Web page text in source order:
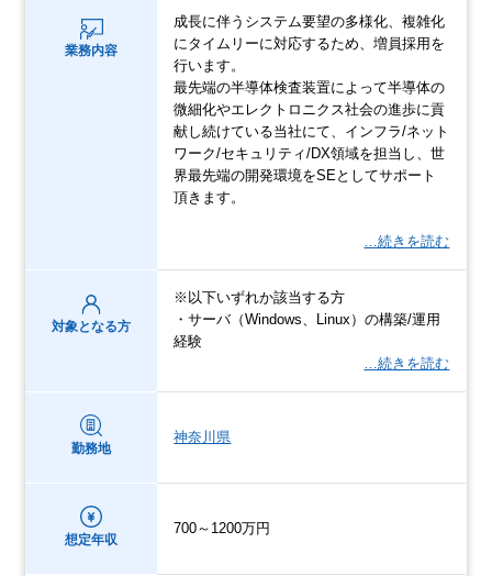
業務内容
成長に伴うシステム要望の多様化、複雑化
にタイムリーに対応するため、増員採用を
行います。
最先端の半導体検査装置によって半導体の
微細化やエレクトロニクス社会の進歩に貢
献し続けている当社にて、インフラ/ネット
ワーク/セキュリティ/DX領域を担当し、世
界最先端の開発環境をSEとしてサポート
頂きます。
…続きを読む
対象となる方
※以下いずれか該当する方
・サーバ（Windows、Linux）の構築/運用
経験
…続きを読む
勤務地
神奈川県
想定年収
700～1200万円